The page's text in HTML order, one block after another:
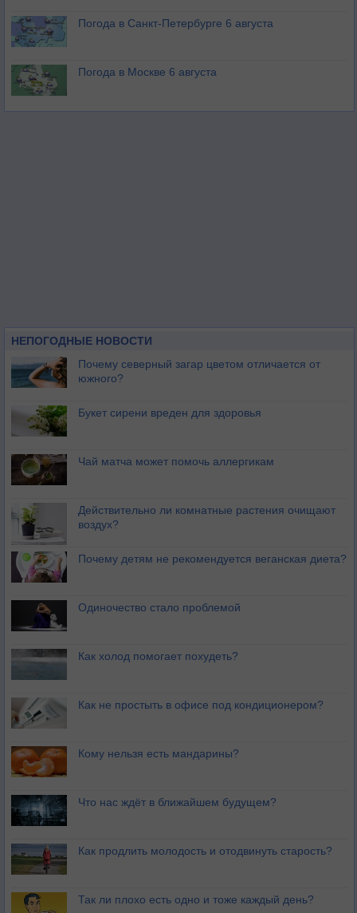
Погода в Санкт-Петербурге 6 августа
Погода в Москве 6 августа
НЕПОГОДНЫЕ НОВОСТИ
Почему северный загар цветом отличается от
южного?
Букет сирени вреден для здоровья
Чай матча может помочь аллергикам
Действительно ли комнатные растения очищают
воздух?
Почему детям не рекомендуется веганская диета?
Одиночество стало проблемой
Как холод помогает похудеть?
Как не простыть в офисе под кондиционером?
Кому нельзя есть мандарины?
Что нас ждёт в ближайшем будущем?
Как продлить молодость и отодвинуть старость?
Так ли плохо есть одно и тоже каждый день?